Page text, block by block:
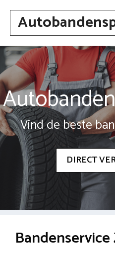
Spring
inhoud
Vind de beste
DIRECT